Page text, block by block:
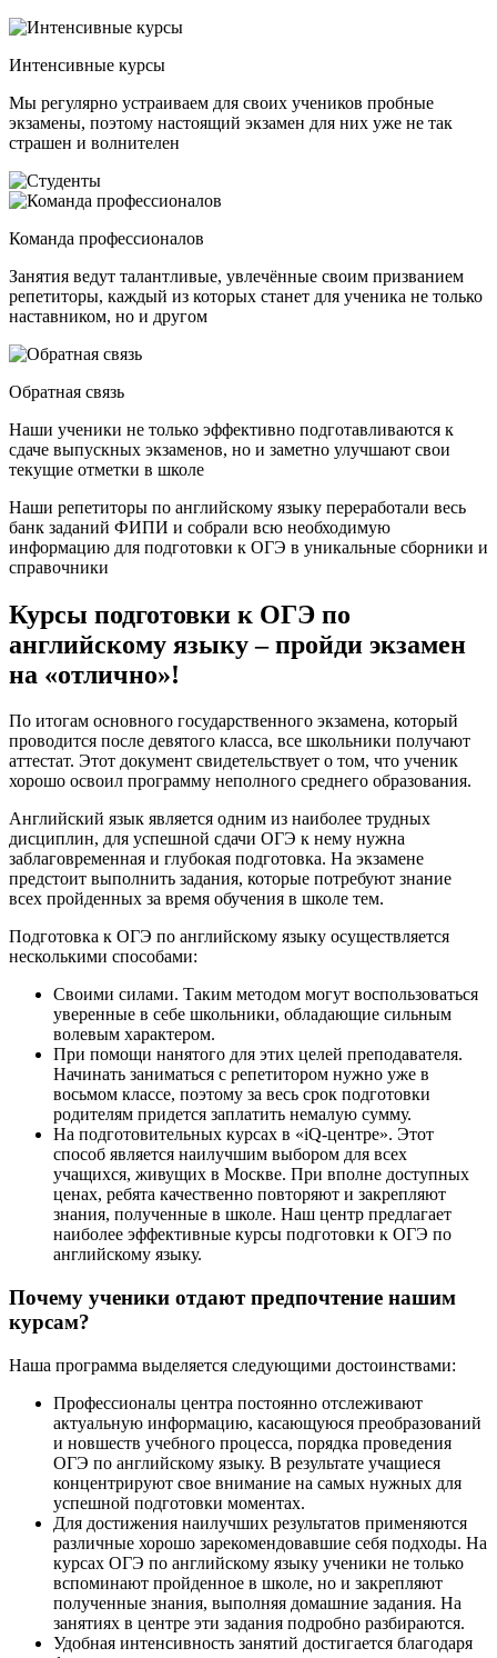
Интенсивные курсы
Мы регулярно устраиваем для своих учеников пробные
экзамены, поэтому настоящий экзамен для них уже не так
страшен и волнителен
Команда профессионалов
Занятия ведут талантливые, увлечённые своим призванием
репетиторы, каждый из которых станет для ученика не только
наставником, но и другом
Обратная связь
Наши ученики не только эффективно подготавливаются к
сдаче выпускных экзаменов, но и заметно улучшают свои
текущие отметки в школе
Наши репетиторы по английскому языку переработали весь
банк заданий ФИПИ и собрали всю необходимую
информацию для подготовки к ОГЭ в уникальные сборники и
справочники
Курсы подготовки к ОГЭ по
английскому языку – пройди экзамен
на «отлично»!
По итогам основного государственного экзамена, который
проводится после девятого класса, все школьники получают
аттестат. Этот документ свидетельствует о том, что ученик
хорошо освоил программу неполного среднего образования.
Английский язык является одним из наиболее трудных
дисциплин, для успешной сдачи ОГЭ к нему нужна
заблаговременная и глубокая подготовка. На экзамене
предстоит выполнить задания, которые потребуют знание
всех пройденных за время обучения в школе тем.
Подготовка к ОГЭ по английскому языку осуществляется
несколькими способами:
Своими силами. Таким методом могут воспользоваться
уверенные в себе школьники, обладающие сильным
волевым характером.
При помощи нанятого для этих целей преподавателя.
Начинать заниматься с репетитором нужно уже в
восьмом классе, поэтому за весь срок подготовки
родителям придется заплатить немалую сумму.
На подготовительных курсах в «iQ-центре». Этот
способ является наилучшим выбором для всех
учащихся, живущих в Москве. При вполне доступных
ценах, ребята качественно повторяют и закрепляют
знания, полученные в школе. Наш центр предлагает
наиболее эффективные курсы подготовки к ОГЭ по
английскому языку.
Почему ученики отдают предпочтение нашим
курсам?
Наша программа выделяется следующими достоинствами:
Профессионалы центра постоянно отслеживают
актуальную информацию, касающуюся преобразований
и новшеств учебного процесса, порядка проведения
ОГЭ по английскому языку. В результате учащиеся
концентрируют свое внимание на самых нужных для
успешной подготовки моментах.
Для достижения наилучших результатов применяются
различные хорошо зарекомендовавшие себя подходы. На
курсах ОГЭ по английскому языку ученики не только
вспоминают пройденное в школе, но и закрепляют
полученные знания, выполняя домашние задания. На
занятиях в центре эти задания подробно разбираются.
Удобная интенсивность занятий достигается благодаря